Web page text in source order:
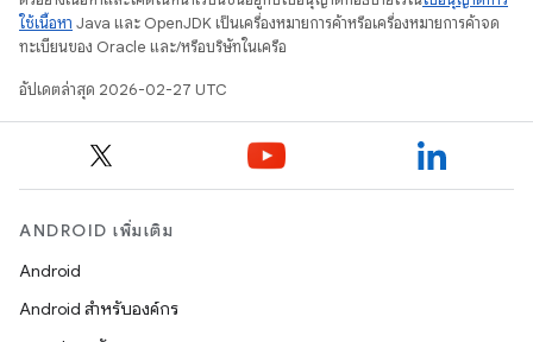
ใช้เนื้อหา Java และ OpenJDK เป็นเครื่องหมายการค้าหรือเครื่องหมายการค้าจด
ทะเบียนของ Oracle และ/หรือบริษัทในเครือ
อัปเดตล่าสุด 2026-02-27 UTC
ANDROID เพิ่มเติม
Android
Android สำหรับองค์กร